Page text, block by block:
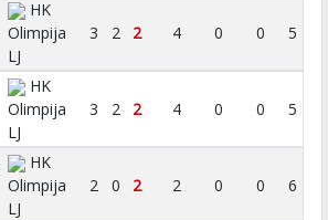
HK
Olimpija
LJ
3 2 2 4 0 0 5
HK
Olimpija
LJ
3 2 2 4 0 0 5
HK
Olimpija
LJ
2 0 2 2 0 0 6